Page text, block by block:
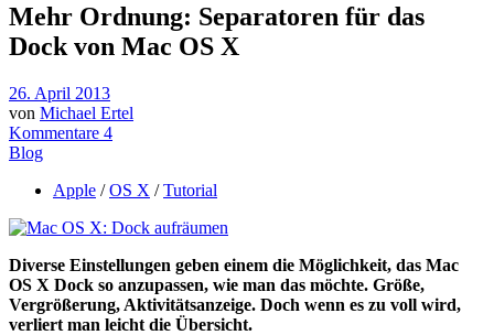
Mehr Ordnung: Separatoren für das
Dock von Mac OS X
26. April 2013
von Michael Ertel
Kommentare 4
Blog
Apple /OS X /Tutorial
Diverse Einstellungen geben einem die Möglichkeit, das Mac
OS X Dock so anzupassen, wie man das möchte. Größe,
Vergrößerung, Aktivitätsanzeige. Doch wenn es zu voll wird,
verliert man leicht die Übersicht.